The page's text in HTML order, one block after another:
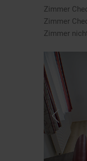
Zimmer
Zimmer
Zimmer